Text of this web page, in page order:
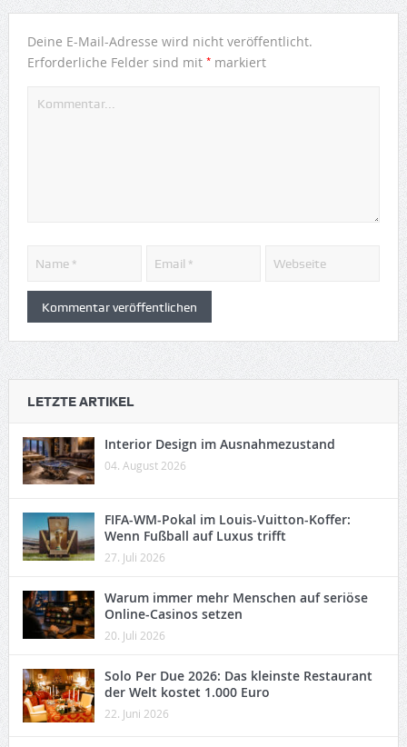
Deine E-Mail-Adresse wird nicht veröffentlicht.
Erforderliche Felder sind mit *markiert
LETZTE ARTIKEL
Interior Design im Ausnahmezustand
04. August 2026
FIFA-WM-Pokal im Louis-Vuitton-Koffer:
Wenn Fußball auf Luxus trifft
27. Juli 2026
Warum immer mehr Menschen auf seriöse
Online-Casinos setzen
20. Juli 2026
Solo Per Due 2026: Das kleinste Restaurant
der Welt kostet 1.000 Euro
22. Juni 2026